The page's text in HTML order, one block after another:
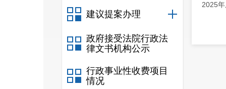
建议提案办理
政府接受法院行政法
律文书机构公示
行政事业性收费项目
情况
2025